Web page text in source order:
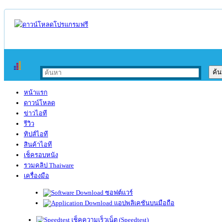
หน้าแรก
ดาวน์โหลด
ข่าวไอที
รีวิว
ทิปส์ไอที
สินค้าไอที
เช็ครอบหนัง
รวมคลิป Thaiware
เครื่องมือ
ซอฟต์แวร์
แอปพลิเคชันบนมือถือ
เช็คความเร็วเน็ต (Speedtest)